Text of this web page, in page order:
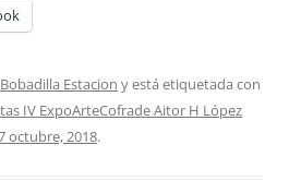
Bobadilla Estacion y está etiquetada con
IV ExpoArteCofrade Aitor H López
octubre, 2018.